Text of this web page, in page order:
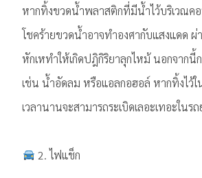
หากทิ้งขวดน้ำพลาสติกที่มีน้ำไว้บริเวณค
โชคร้ายขวดน้ำอาจทำองศากับแสงแดด ผ่
หักเหทำให้เกิดปฎิกิริยาลุกไหม้ นอกจากนี้
เช่น น้ำอัดลม หรือแอลกอฮอล์ หากทิ้งไว้
เวลานานจะสามารถระเบิดเลอะเทอะในร
2. ไฟแช็ก